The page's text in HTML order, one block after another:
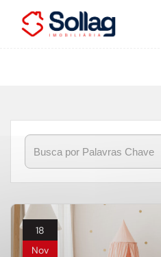
Início»Blog»infantil
18
Nov